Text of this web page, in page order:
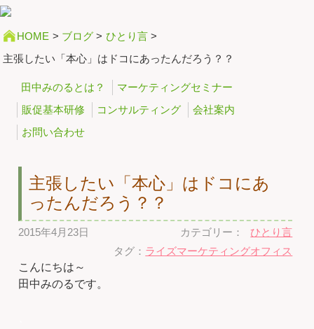
HOME > ブログ > ひとり言 >
主張したい「本心」はドコにあったんだろう？？
田中みのるとは？
マーケティングセミナー
販促基本研修
コンサルティング
会社案内
お問い合わせ
主張したい「本心」はドコにあ
ったんだろう？？
2015年4月23日 カテゴリー：
ひとり言
タグ： ライズマーケティングオフィス
こんにちは～
田中みのるです。